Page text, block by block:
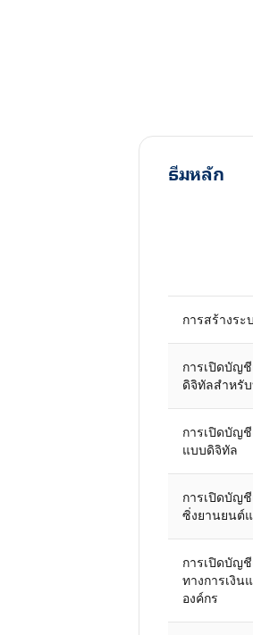
ธีมหลัก
การสร้างระ
การเปิดบัญ
ดิจิทัลสำหรั
การเปิดบัญ
แบบดิจิทัล
การเปิดบัญ
ซิ่งยานยนต์
การเปิดบัญ
ทางการเงิ
องค์กร